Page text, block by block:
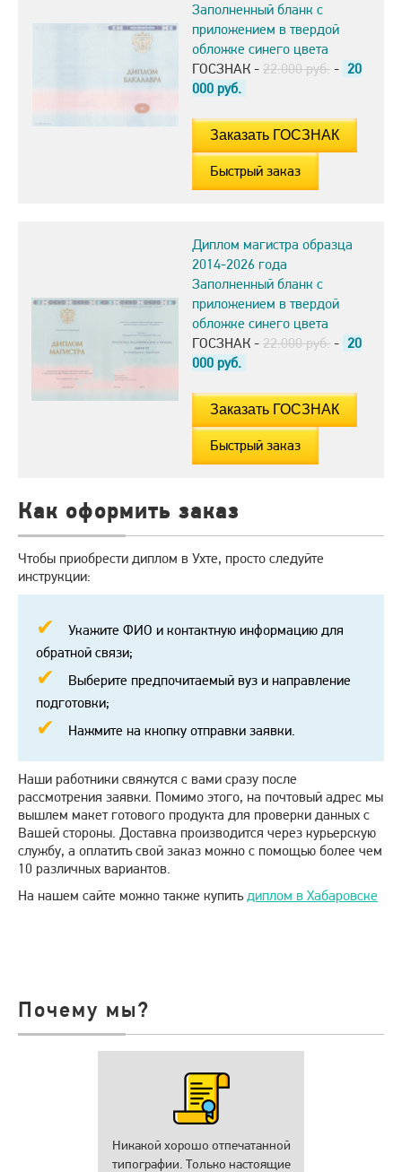
Заполненный бланк с
приложением в твердой
обложке синего цвета
ГОСЗНАК - 22.000 руб. - 20
000 руб.
Быстрый заказ
Диплом магистра образца
2014-2026 года
Заполненный бланк с
приложением в твердой
обложке синего цвета
ГОСЗНАК - 22.000 руб. - 20
000 руб.
Быстрый заказ
Как оформить заказ
Чтобы приобрести диплом в Ухте, просто следуйте
инструкции:
Укажите ФИО и контактную информацию для
обратной связи;
Выберите предпочитаемый вуз и направление
подготовки;
Нажмите на кнопку отправки заявки.
Наши работники свяжутся с вами сразу после
рассмотрения заявки. Помимо этого, на почтовый адрес мы
вышлем макет готового продукта для проверки данных с
Вашей стороны. Доставка производится через курьерскую
службу, а оплатить свой заказ можно с помощью более чем
10 различных вариантов.
На нашем сайте можно также купитьдиплом в Хабаровске
Почему мы?
Никакой хорошо отпечатанной
типографии. Только настоящие